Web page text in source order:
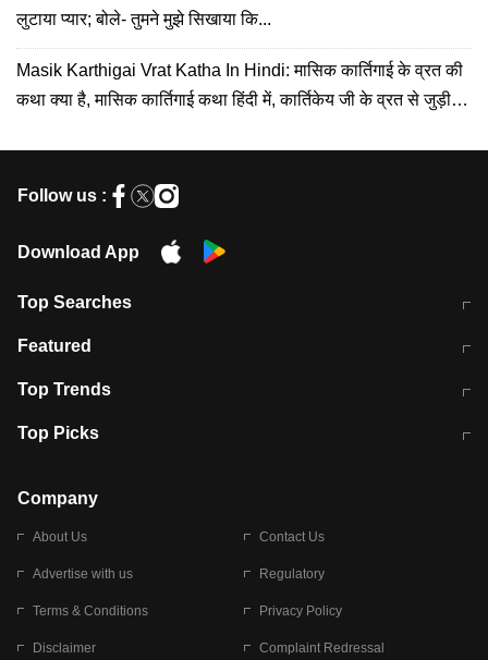
लुटाया प्यार; बोले- तुमने मुझे सिखाया कि...
Masik Karthigai Vrat Katha In Hindi: मासिक कार्तिगाई के व्रत की
कथा क्या है, मासिक कार्तिगाई कथा हिंदी में, कार्तिकेय जी के व्रत से जुड़ी
Follow us :
Download App
Top Searches
मुंबई में लगे 'जेन जी' के पोस्टर, लिखा- 'मैं
Featured
10 अगस्त को विधानसभा का घेराव करेंगे
Top Trends
RBI का नया नियम: अब बैंकों को अपनी सभी
Top Picks
बारिश की चेतावनी
Company
About Us Contact Us
Advertise with us Regulatory
Terms & Conditions Privacy Policy
Disclaimer Complaint Redressal